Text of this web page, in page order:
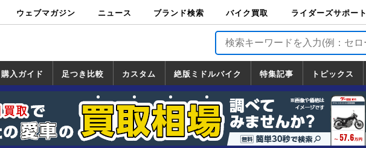
ウェブマガジン ニュース ブランド検索 バイク買取
バイク買取
ライダーズサポート
ライダーズサポート
TOP
バイク輸送
バイクガレージライ
フ
バイク車両保険
ロードサービス
バイク試乗
購入ガイド
一覧
足つき比較 カスタム
カスタム
一覧
ホンダ
ヤマハ
スズキ
カワサキ
絶版ミドルバイク
絶版ミドルバイク
一覧
ホンダ
ヤマハ
スズキ
カワサキ
特集記事 トピックス
トピックス
一覧
ホンダ
ヤマハ
スズキ
カワサキ
ハーレーダ
ビッドソン
BMW
ドゥカティ
トライアン
フ
道の駅調査隊
ツーリング情報局
日本の道50選
国道めぐり
林道ツーリング